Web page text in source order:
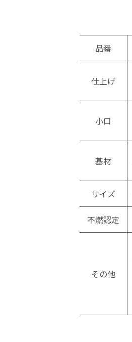
品番
仕上げ
小口
基材
サイズ
不燃認定
その他